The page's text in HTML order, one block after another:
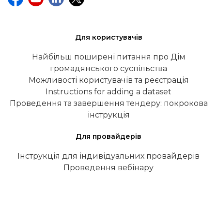
Для користувачів
Найбільш поширені питання про Дім
громадянського суспільства
Можливості користувачів та реєстрація
Instructions for adding a dataset
Проведення та завершення тендеру: покрокова
інструкція
Для провайдерів
Інструкція для індивідуальних провайдерів
Проведення вебінару